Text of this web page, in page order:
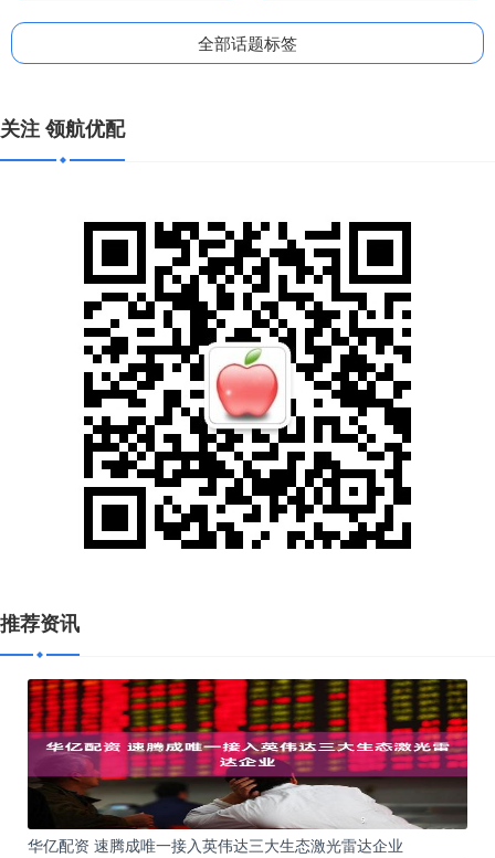
全部话题标签
关注 领航优配
推荐资讯
华亿配资 速腾成唯一接入英伟达三大生态激光雷达企业